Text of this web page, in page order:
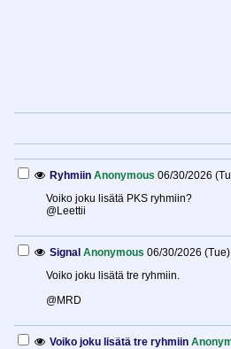
Ryhmiin Anonymous 06/30/2026
Voiko joku lisätä PKS ryhmiin?
@Leettii
Signal Anonymous 06/30/2026
Voiko joku lisätä tre ryhmiin.
@MRD
Voiko joku lisätä tre ryhmiin